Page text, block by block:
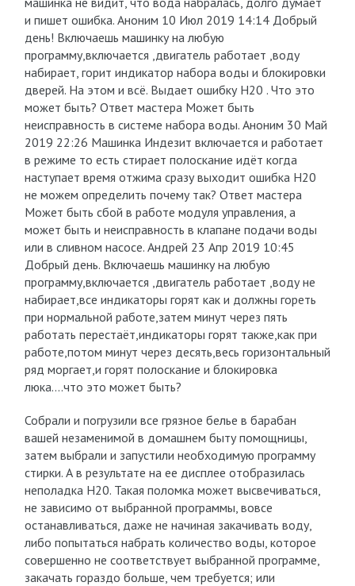
и пишет ошибка. Аноним 10 Июл 2019 14:14 Добрый
день! Включаешь машинку на любую
программу,включается ,двигатель работает ,воду
набирает, горит индикатор набора воды и блокировки
дверей. На этом и всё. Выдает ошибку Н20 . Что это
может быть? Ответ мастера Может быть
неисправность в системе набора воды. Аноним 30 Май
2019 22:26 Машинка Индезит включается и работает
в режиме то есть стирает полоскание идёт когда
наступает время отжима сразу выходит ошибка H20
не можем определить почему так? Ответ мастера
Может быть сбой в работе модуля управления, а
может быть и неисправность в клапане подачи воды
или в сливном насосе. Андрей 23 Апр 2019 10:45
Добрый день. Включаешь машинку на любую
программу,включается ,двигатель работает ,воду не
набирает,все индикаторы горят как и должны гореть
при нормальной работе,затем минут через пять
работать перестаёт,индикаторы горят также,как при
работе,потом минут через десять,весь горизонтальный
ряд моргает,и горят полоскание и блокировка
люка….что это может быть?
Собрали и погрузили все грязное белье в барабан
вашей незаменимой в домашнем быту помощницы,
затем выбрали и запустили необходимую программу
стирки. А в результате на ее дисплее отобразилась
неполадка H20. Такая поломка может высвечиваться,
не зависимо от выбранной программы, вовсе
останавливаться, даже не начиная закачивать воду,
либо попытаться набрать количество воды, которое
совершенно не соответствует выбранной программе,
закачать гораздо больше, чем требуется; или